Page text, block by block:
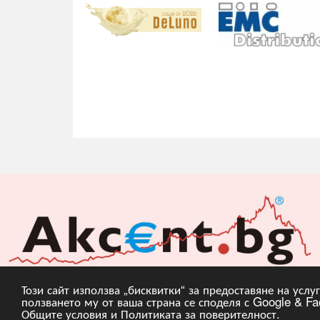
Този сайт използва „бисквитки“ за предоставяне на
ползването му от ваша страна се споделя с Google &
Общите условия и Политиката за поверителност.
Copyright © 2010,